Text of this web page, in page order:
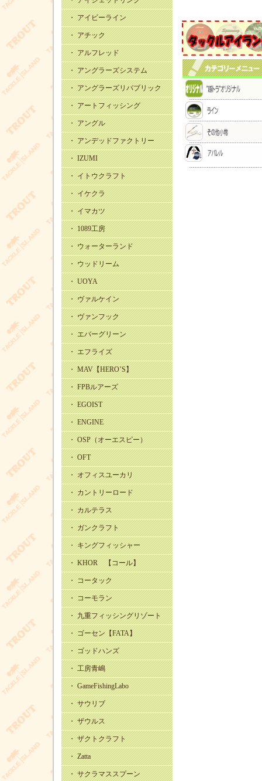
・ アイビーライン
・ アチック
・ アルフレッド
・ アングラーズシステム
・ アングラーズリパブリック
・ アートフィッシング
・ アングル
・ アンデッドファクトリー
・ IZUMI
・ イトウクラフト
・ イケクラ
・ イマカツ
・ 1089工房
・ ウォーターランド
・ ウッドリーム
・ UOYA
・ ヴァルケイン
・ ヴァンフック
・ エバーグリーン
・ エフライズ
・ MAV【HERO’S】
・ FPBルアーズ
・ EGOIST
・ ENGINE
・ OSP（オーエスピー）
・ OFT
・ オフィスユーカリ
・ カントリーロード
・ カルテラス
・ ガンクラフト
・ キングフィッシャー
・ KHOR 【コール】
・ コータック
・ コーモラン
・ 九重フィッシングリゾート
・ ゴーセン【FATA】
・ ゴッドハンズ
・ 工房青嶋
・ GameFishingLabo
・ サウリブ
・ ザウルス
・ ザクトクラフト
・ Zatta
・ サクラマススプーン